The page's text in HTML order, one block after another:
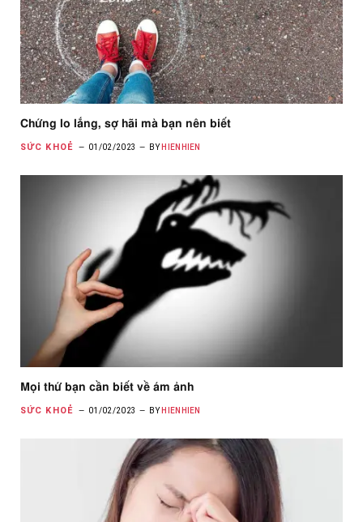
Chứng lo lắng, sợ hãi mà bạn nên biết
SỨC KHOẺ 01/02/2023 BY HIENHIEN
Mọi thứ bạn cần biết về ám ảnh
SỨC KHOẺ 01/02/2023 BY HIENHIEN